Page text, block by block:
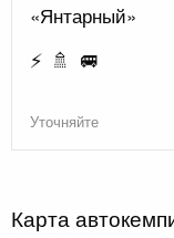
«Янтарный»
⚡ 🚿 🚐
Уточняйте
Карта